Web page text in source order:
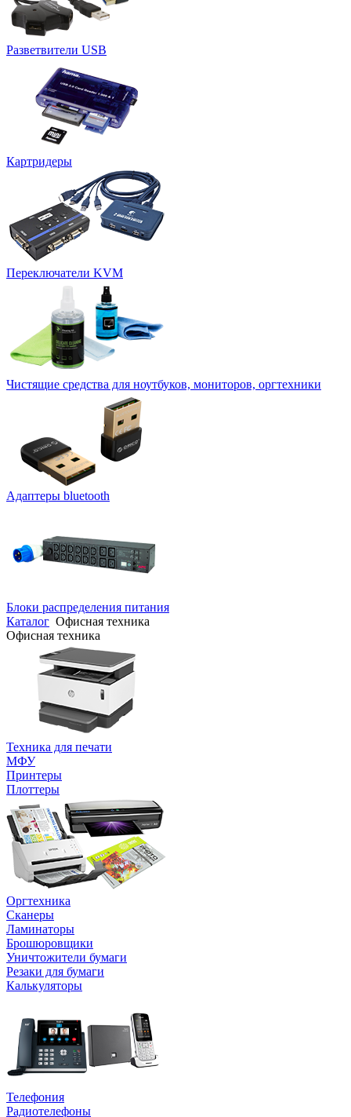
Разветвители USB
Картридеры
Переключатели KVM
Чистящие средства для ноутбуков, мониторов, оргтехники
Адаптеры bluetooth
Блоки распределения питания
Каталог Офисная техника
Офисная техника
Техника для печати
МФУ
Принтеры
Плоттеры
Оргтехника
Сканеры
Ламинаторы
Брошюровщики
Уничтожители бумаги
Резаки для бумаги
Калькуляторы
Телефония
Радиотелефоны